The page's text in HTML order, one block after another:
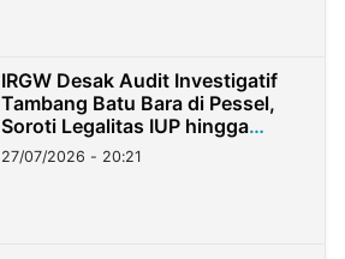
IRGW Desak Audit Investigatif
Tambang Batu Bara di Pessel,
Soroti Legalitas IUP hingga
Stockpile
27/07/2026 - 20:21